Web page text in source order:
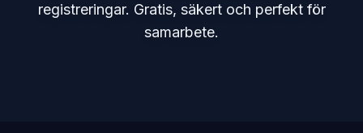
registreringar. Gratis, säkert och perfekt för
samarbete.